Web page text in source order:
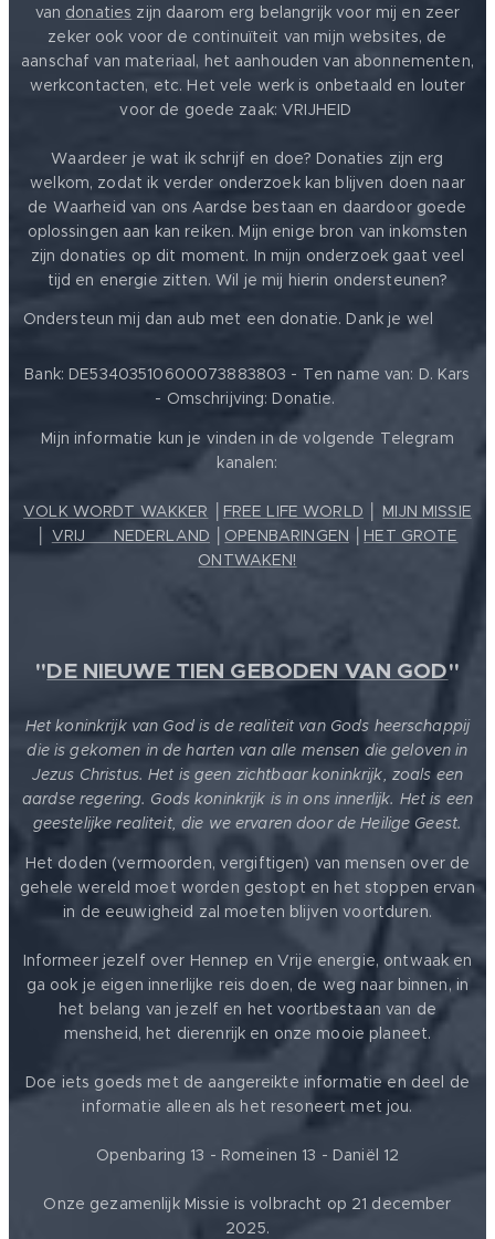
van donaties zijn daarom erg belangrijk voor mij en zeer
zeker ook voor de continuïteit van mijn websites, de
aanschaf van materiaal, het aanhouden van abonnementen,
werkcontacten, etc. Het vele werk is onbetaald en louter
voor de goede zaak: VRIJHEID ❤️
Waardeer je wat ik schrijf en doe? Donaties zijn erg
welkom, zodat ik verder onderzoek kan blijven doen naar
de Waarheid van ons Aardse bestaan en daardoor goede
oplossingen aan kan reiken. Mijn enige bron van inkomsten
zijn donaties op dit moment. In mijn onderzoek gaat veel
tijd en energie zitten. Wil je mij hierin ondersteunen?
Ondersteun mij dan aub met een donatie. Dank je wel
Bank: DE53403510600073883803 - Ten name van: D. Kars
- Omschrijving: Donatie.
Mijn informatie kun je vinden in de volgende Telegram
kanalen:
VOLK WORDT WAKKER FREE LIFE WORLD
MIJN MISSIE
VRIJ ❤️ NEDERLAND OPENBARINGEN
HET GROTE
ONTWAKEN!
"DE NIEUWE TIEN GEBODEN VAN GOD"
Het koninkrijk van God is de realiteit van Gods heerschappij
die is gekomen in de harten van alle mensen die geloven in
Jezus Christus. Het is geen zichtbaar koninkrijk, zoals een
aardse regering. Gods koninkrijk is in ons innerlijk. Het is een
geestelijke realiteit, die we ervaren door de Heilige Geest.
Het doden (vermoorden, vergiftigen) van mensen over de
gehele wereld moet worden gestopt en het stoppen ervan
in de eeuwigheid zal moeten blijven voortduren.
Informeer jezelf over Hennep en Vrije energie, ontwaak en
ga ook je eigen innerlijke reis doen, de weg naar binnen, in
het belang van jezelf en het voortbestaan van de
mensheid, het dierenrijk en onze mooie planeet.
Doe iets goeds met de aangereikte informatie en deel de
informatie alleen als het resoneert met jou.
Openbaring 13 - Romeinen 13 - Daniël 12
Onze gezamenlijk Missie is volbracht op 21 december
2025.